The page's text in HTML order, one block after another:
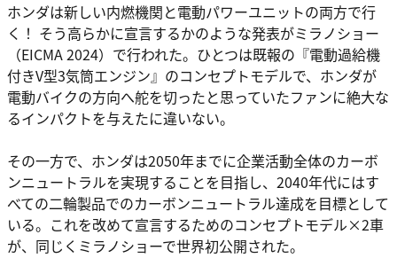
ホンダは新しい内燃機関と電動パワーユニットの両方で行
く！ そう高らかに宣言するかのような発表がミラノショー
（EICMA 2024）で行われた。ひとつは既報の『電動過給機
付きV型3気筒エンジン』のコンセプトモデルで、ホンダが
電動バイクの方向へ舵を切ったと思っていたファンに絶大な
るインパクトを与えたに違いない。
その一方で、ホンダは2050年までに企業活動全体のカーボ
ンニュートラルを実現することを目指し、2040年代にはす
べての二輪製品でのカーボンニュートラル達成を目標として
いる。これを改めて宣言するためのコンセプトモデル×2車
が、同じくミラノショーで世界初公開された。